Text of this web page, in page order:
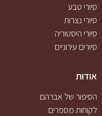
סיורי טבע
סיורי נצרות
סיורי היסטוריה
סיורים עירוניים
אודות
הסיפור של אברהם
לקוחות מספרים